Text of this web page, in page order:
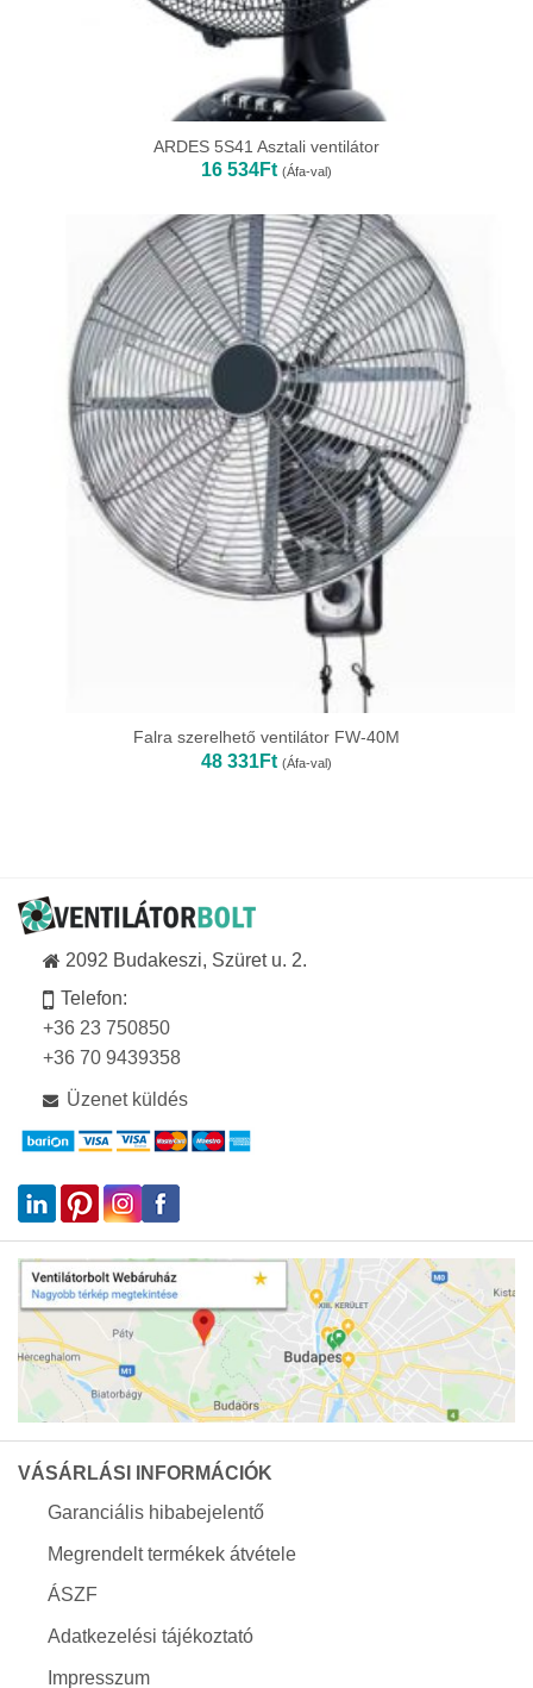
ARDES 5S41 Asztali ventilátor
16 534Ft (Áfa-val)
Falra szerelhető ventilátor FW-40M
48 331Ft (Áfa-val)
2092 Budakeszi, Szüret u. 2.
Telefon:
+36 23 750850
+36 70 9439358
Üzenet küldés
VÁSÁRLÁSI INFORMÁCIÓK
Garanciális hibabejelentő
Megrendelt termékek átvétele
ÁSZF
Adatkezelési tájékoztató
Impresszum